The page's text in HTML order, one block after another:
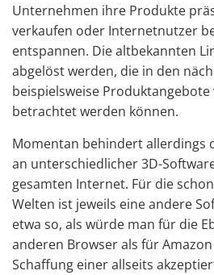
Unternehmen ihre Produkte
verkaufen oder Internetnutzer
entspannen. Die altbekannten
abgelöst werden, die in den
beispielsweise Produktangebote
betrachtet werden können.
Momentan behindert allerdings
an unterschiedlicher 3D-
gesamten Internet. Für die
Welten ist jeweils eine andere
etwa so, als würde man für die
anderen Browser als für
Schaffung einer allseits